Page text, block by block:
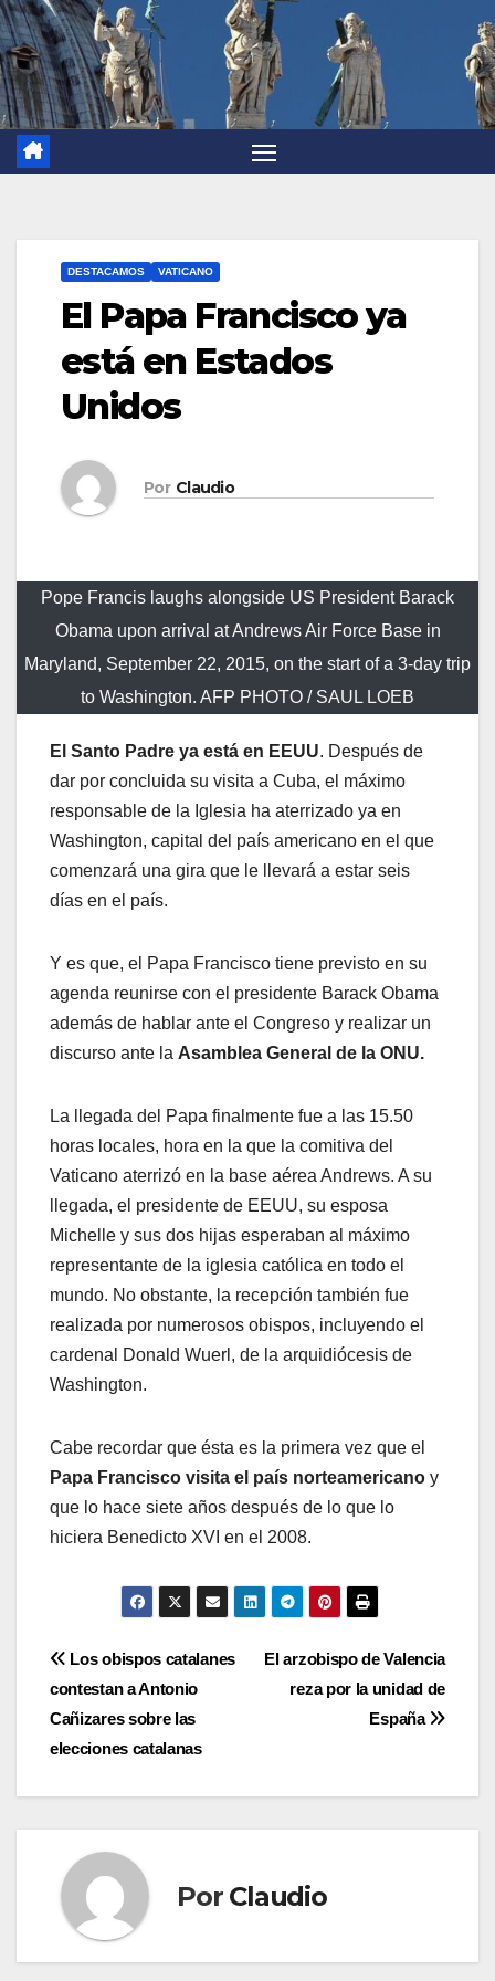
DESTACAMOS VATICANO
El Papa Francisco ya
está en Estados
Unidos
Por Claudio
Pope Francis laughs alongside US President Barack
Obama upon arrival at Andrews Air Force Base in
Maryland, September 22, 2015, on the start of a 3-day trip
to Washington. AFP PHOTO / SAUL LOEB
El Santo Padre ya está en EEUU. Después de
dar por concluida su visita a Cuba, el máximo
responsable de la Iglesia ha aterrizado ya en
Washington, capital del país americano en el que
comenzará una gira que le llevará a estar seis
días en el país.
Y es que, el Papa Francisco tiene previsto en su
agenda reunirse con el presidente Barack Obama
además de hablar ante el Congreso y realizar un
discurso ante la Asamblea General de la ONU.
La llegada del Papa finalmente fue a las 15.50
horas locales, hora en la que la comitiva del
Vaticano aterrizó en la base aérea Andrews. A su
llegada, el presidente de EEUU, su esposa
Michelle y sus dos hijas esperaban al máximo
representante de la iglesia católica en todo el
mundo. No obstante, la recepción también fue
realizada por numerosos obispos, incluyendo el
cardenal Donald Wuerl, de la arquidiócesis de
Washington.
Cabe recordar que ésta es la primera vez que el
Papa Francisco visita el país norteamericano y
que lo hace siete años después de lo que lo
hiciera Benedicto XVI en el 2008.
Navegación
de
entradas
El arzobispo de Valencia
reza por la unidad de
España
Los obispos catalanes
contestan a Antonio
Cañizares sobre las
elecciones catalanas
Por Claudio